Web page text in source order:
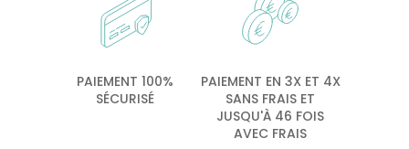
PAIEMENT 100%
SÉCURISÉ
PAIEMENT EN 3X ET 4X
SANS FRAIS ET
JUSQU'À 46 FOIS
AVEC FRAIS